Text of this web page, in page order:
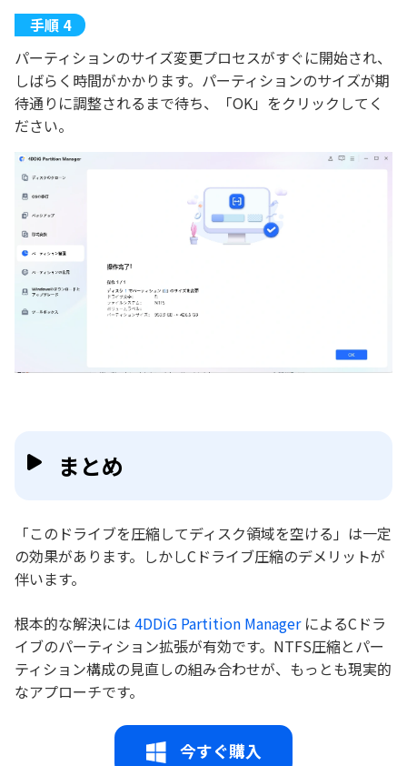
パーティションのサイズ変更プロセスがすぐに開始され、
しばらく時間がかかります。パーティションのサイズが期
待通りに調整されるまで待ち、「OK」をクリックしてく
ださい。
まとめ
「このドライブを圧縮してディスク領域を空ける」は一定
の効果があります。しかしCドライブ圧縮のデメリットが
伴います。
根本的な解決には 4DDiG Partition ManagerによるCドラ
イブのパーティション拡張が有効です。NTFS圧縮とパー
ティション構成の見直しの組み合わせが、もっとも現実的
なアプローチです。
今すぐ購入